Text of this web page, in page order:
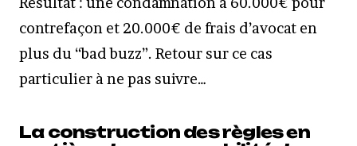
contrefaçon et 20.000€ de frais d’avocat en
plus du “bad buzz”. Retour sur ce cas
particulier à ne pas suivre…
La construction des règles en